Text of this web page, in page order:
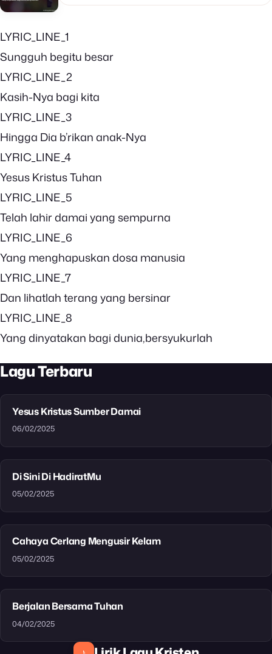
LYRIC_LINE_1
Sungguh begitu besar
LYRIC_LINE_2
Kasih-Nya bagi kita
LYRIC_LINE_3
Hingga Dia b’rikan anak-Nya
LYRIC_LINE_4
Yesus Kristus Tuhan
LYRIC_LINE_5
Telah lahir damai yang sempurna
LYRIC_LINE_6
Yang menghapuskan dosa manusia
LYRIC_LINE_7
Dan lihatlah terang yang bersinar
LYRIC_LINE_8
Yang dinyatakan bagi dunia,bersyukurlah
Lagu Terbaru
Yesus Kristus Sumber Damai
06/02/2025
Di Sini Di HadiratMu
05/02/2025
Cahaya Cerlang Mengusir Kelam
05/02/2025
Berjalan Bersama Tuhan
04/02/2025